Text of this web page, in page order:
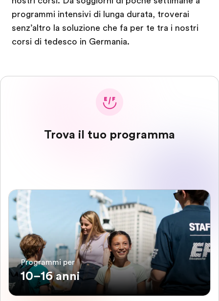
programmi intensivi di lunga durata, troverai
senz’altro la soluzione che fa per te tra i nostri
corsi di tedesco in Germania.
Trova il tuo programma
Programmi per
10–16 anni